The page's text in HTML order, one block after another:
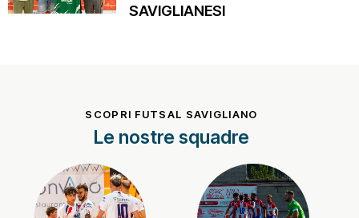
SAVIGLIANESI
SCOPRI FUTSAL SAVIGLIANO
Le nostre squadre